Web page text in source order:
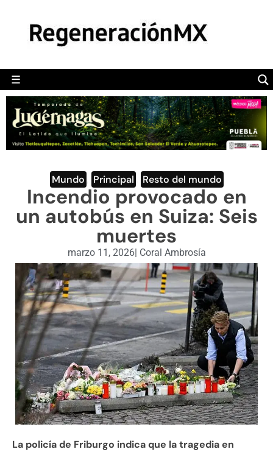
☰
POLÍTICA
CAMALEÓN
OPINIÓN
DEPORTES
ENGLISH SECTION
VIDEOS
Mundo Principal Resto del mundo
Incendio provocado en
un autobús en Suiza: Seis
muertes
marzo 11, 2026| Coral Ambrosía
La policía de Friburgo indica que la tragedia en